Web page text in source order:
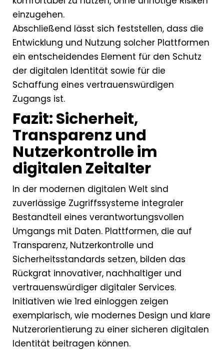
einzugehen.
Abschließend lässt sich feststellen, dass die
Entwicklung und Nutzung solcher Plattformen
ein entscheidendes Element für den Schutz
der digitalen Identität sowie für die
Schaffung eines vertrauenswürdigen
Zugangs ist.
Fazit: Sicherheit,
Transparenz und
Nutzerkontrolle im
digitalen Zeitalter
In der modernen digitalen Welt sind
zuverlässige Zugriffssysteme integraler
Bestandteil eines verantwortungsvollen
Umgangs mit Daten. Plattformen, die auf
Transparenz, Nutzerkontrolle und
Sicherheitsstandards setzen, bilden das
Rückgrat innovativer, nachhaltiger und
vertrauenswürdiger digitaler Services.
Initiativen wie 1red einloggen zeigen
exemplarisch, wie modernes Design und klare
Nutzerorientierung zu einer sicheren digitalen
Identität beitragen können.